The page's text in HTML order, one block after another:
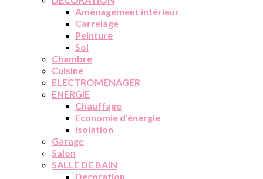
Aménagement intérieur
Carrelage
Peinture
Sol
Chambre
Cuisine
ELECTROMENAGER
ENERGIE
Chauffage
Economie d’énergie
Isolation
Garage
Salon
SALLE DE BAIN
Décoration